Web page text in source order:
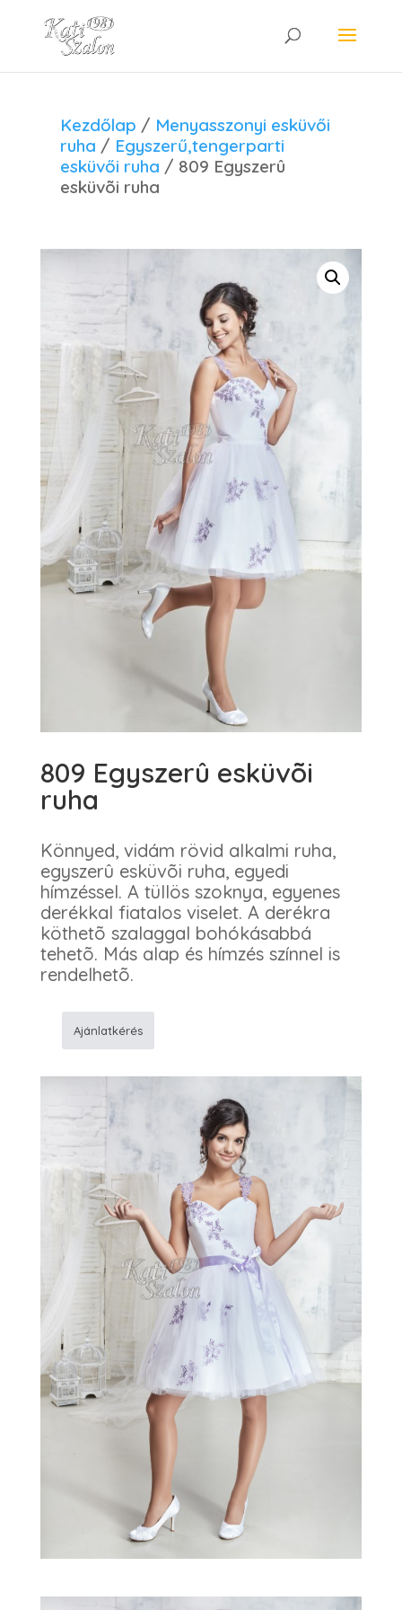
Kezdőlap / Menyasszonyi esküvői
ruha / Egyszerű,tengerparti
esküvői ruha / 809 Egyszerû
esküvõi ruha
809 Egyszerû esküvõi
ruha
Könnyed, vidám rövid alkalmi ruha,
egyszerû esküvõi ruha, egyedi
hímzéssel. A tüllös szoknya, egyenes
derékkal fiatalos viselet. A derékra
köthetõ szalaggal bohókásabbá
tehetõ. Más alap és hímzés színnel is
rendelhetõ.
esküvõi
mennyiség
Ajánlatkérés